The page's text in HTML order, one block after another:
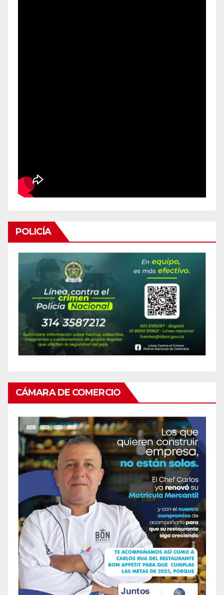
POLICÍA
CÁMARA DE COMERCIO